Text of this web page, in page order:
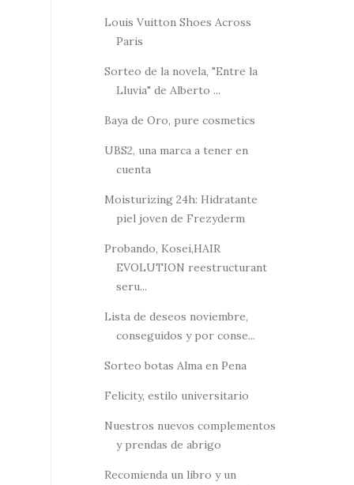
Louis Vuitton Shoes Across
Paris
Sorteo de la novela, "Entre la
Lluvia" de Alberto ...
Baya de Oro, pure cosmetics
UBS2, una marca a tener en
cuenta
Moisturizing 24h: Hidratante
piel joven de Frezyderm
Probando, Kosei,HAIR
EVOLUTION reestructurant
seru...
Lista de deseos noviembre,
conseguidos y por conse...
Sorteo botas Alma en Pena
Felicity, estilo universitario
Nuestros nuevos complementos
y prendas de abrigo
Recomienda un libro y un